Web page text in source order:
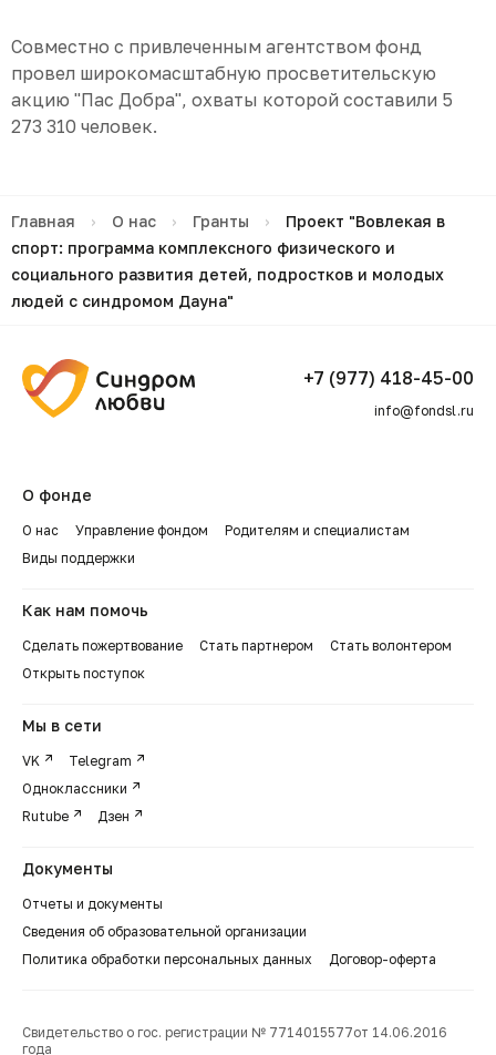
Совместно с привлеченным агентством фонд
провел широкомасштабную просветительскую
акцию "Пас Добра", охваты которой составили 5
273 310 человек.
Главная › О нас › Гранты ›
Проект "Вовлекая в
спорт: программа комплексного физического и
социального развития детей, подростков и молодых
людей с синдромом Дауна"
+7 (977) 418-45-00
info@fondsl.ru
О фонде
О нас Управление фондом
Родителям и специалистам
Виды поддержки
Как нам помочь
Сделать пожертвование Стать партнером
Стать волонтером
Открыть поступок
Мы в сети
VK
Telegram
Одноклассники
Rutube
Дзен
Документы
Отчеты и документы
Сведения об образовательной организации
Политика обработки персональных данных
Договор-оферта
Свидетельство о гос. регистрации № 7714015577от 14.06.2016
года